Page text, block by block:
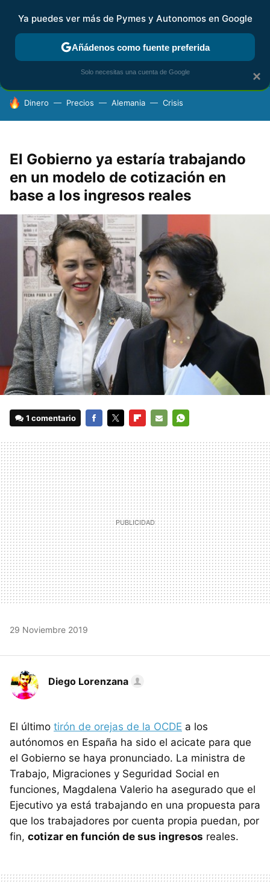
FISCALIDAD Y CONTABILIDAD KIT DIGITAL RENTA
HOY SE HABLA DE
Dinero Precios Alemania Crisis
El Gobierno ya estaría trabajando
en un modelo de cotización en
base a los ingresos reales
1 comentario
MAIL
29 Noviembre 2019
Diego Lorenzana
El último tirón de orejas de la OCDE a los
autónomos en España ha sido el acicate para que
el Gobierno se haya pronunciado. La ministra de
Trabajo, Migraciones y Seguridad Social en
funciones, Magdalena Valerio ha asegurado que el
Ejecutivo ya está trabajando en una propuesta para
que los trabajadores por cuenta propia puedan, por
fin, cotizar en función de sus ingresos reales.
×
Ya puedes ver más de Pymes y Autonomos en Google
Añádenos como fuente preferida
Solo necesitas una cuenta de Google